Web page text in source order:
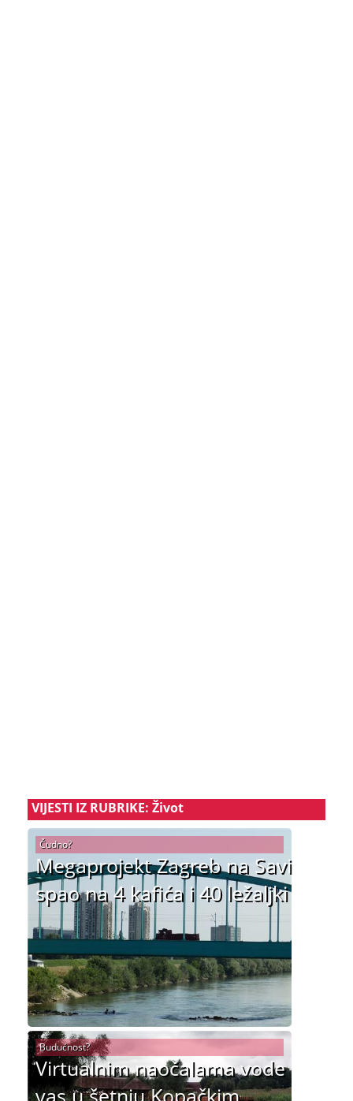
VIJESTI IZ RUBRIKE: Život
Megaprojekt Zagreb na Savi
spao na 4 kafića i 40 ležaljki
Čudno?
Virtualnim naočalama vode
vas u šetnju Kopačkim
Budućnost?